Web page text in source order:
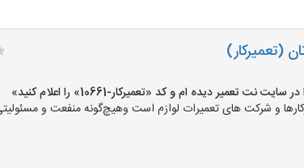
(تعمیرکار)
دیده ام و کد «تعمیرکار-10661» را اعلام کنید»
و شرکت های تعمیرات لوازم است وهیچ‌گونه منفعت و مسئولیتی